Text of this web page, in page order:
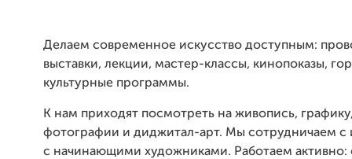
Делаем современное искусство доступным:
выставки, лекции, мастер-классы, кинопоказы,
культурные программы.
К нам приходят посмотреть на живопись,
фотографии и диджитал-арт. Мы сотрудничаем с
с начинающими художниками. Работаем активно: